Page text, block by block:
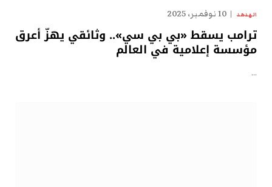
الهدهد 10 نوفمبر، 2025
ترامب يسقط «بي بي سي».. وثائقي يهزّ أعرق
مؤسسة إعلامية في العالم
…